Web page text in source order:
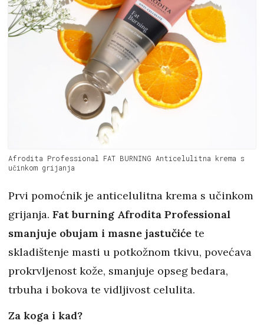
Afrodita Professional FAT BURNING Anticelulitna krema s
učinkom grijanja
Prvi pomoćnik je anticelulitna krema s učinkom
grijanja. Fat burning Afrodita Professional
smanjuje obujam i masne jastučiće te
skladištenje masti u potkožnom tkivu, povećava
prokrvljenost kože, smanjuje opseg bedara,
trbuha i bokova te vidljivost celulita.
Za koga i kad?